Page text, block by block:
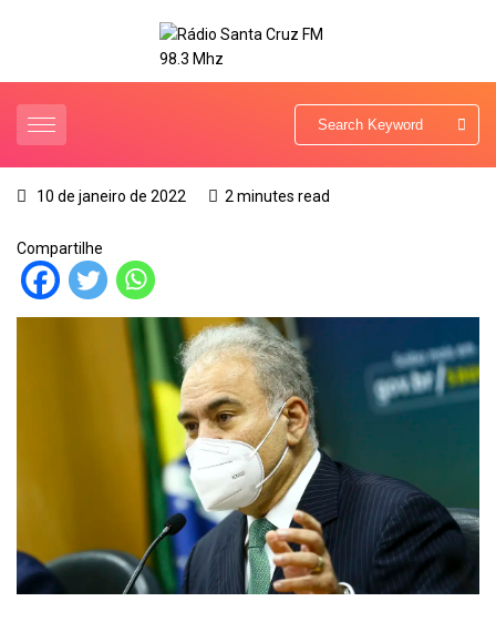
10 de janeiro de 2022 2 minutes read
Compartilhe